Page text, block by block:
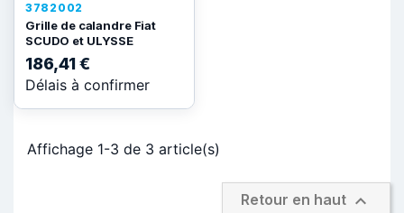
3782002
Grille de calandre Fiat
SCUDO et ULYSSE
186,41 €
Délais à confirmer
Affichage 1-3 de 3 article(s)
Retour en haut 